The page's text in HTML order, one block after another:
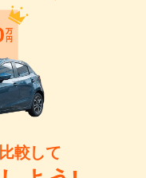
較して